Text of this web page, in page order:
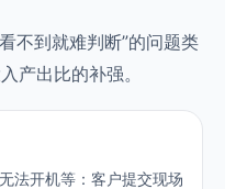
不到就难判断”的问题类
产出比的补强。
法开机等：客户提交现场